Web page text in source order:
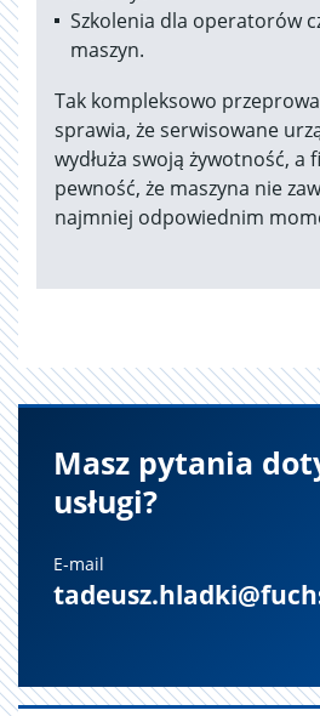
Szkolenia dla operatorów
maszyn.
Tak kompleksowo
sprawia, że serwisowane
wydłuża swoją żywotność, a
pewność, że maszyna nie
najmniej odpowiednim
Masz pytania
usługi?
E-mail